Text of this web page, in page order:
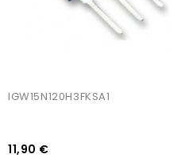
IGW15N120H3FKSA1
11,90 €